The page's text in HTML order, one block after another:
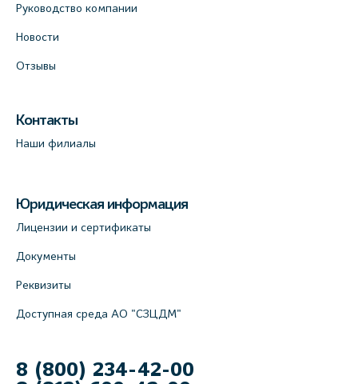
Руководство компании
Новости
Отзывы
Контакты
Наши филиалы
Юридическая информация
Лицензии и сертификаты
Документы
Реквизиты
Доступная среда АО "СЗЦДМ"
8 (800) 234-42-00